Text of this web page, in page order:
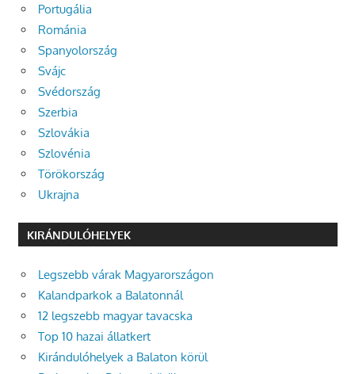
Portugália
Románia
Spanyolország
Svájc
Svédország
Szerbia
Szlovákia
Szlovénia
Törökország
Ukrajna
KIRÁNDULÓHELYEK
Legszebb várak Magyarországon
Kalandparkok a Balatonnál
12 legszebb magyar tavacska
Top 10 hazai állatkert
Kirándulóhelyek a Balaton körül